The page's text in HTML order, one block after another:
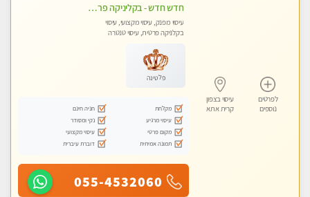
לפרטים
נוספים
עיסוי בצפון
קרית אתא
חדש חדש - בקליניקה פרטית עיסוי לחידוש אנרגיות עיסוי חלומי מומלץ מאוד !
עיסוי מפנק, עיסוי מקצועי, עיסוי
בקלניקה פרטית, עיסוי טנטרה
פלטינה
מקלחת
חניה חינם
עיסוי מרגיע
נקי ומסודר
מקום פרטי
עיסוי מקצועי
תמונה אמיתית
דוברת עיברית
055-4532060